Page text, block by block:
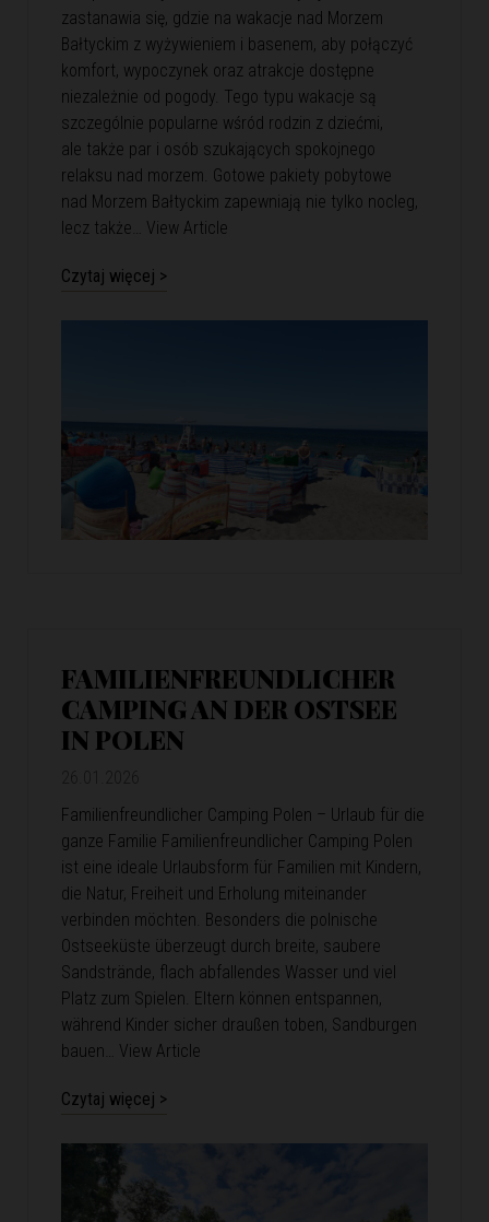
zastanawia się, gdzie na wakacje nad Morzem
Bałtyckim z wyżywieniem i basenem, aby połączyć
komfort, wypoczynek oraz atrakcje dostępne
niezależnie od pogody. Tego typu wakacje są
szczególnie popularne wśród rodzin z dziećmi,
ale także par i osób szukających spokojnego
relaksu nad morzem. Gotowe pakiety pobytowe
nad Morzem Bałtyckim zapewniają nie tylko nocleg,
lecz także… View Article
Czytaj więcej >
FAMILIENFREUNDLICHER
CAMPING AN DER OSTSEE
IN POLEN
Familienfreundlicher Camping Polen – Urlaub für die
ganze Familie Familienfreundlicher Camping Polen
ist eine ideale Urlaubsform für Familien mit Kindern,
die Natur, Freiheit und Erholung miteinander
verbinden möchten. Besonders die polnische
Ostseeküste überzeugt durch breite, saubere
Sandstrände, flach abfallendes Wasser und viel
Platz zum Spielen. Eltern können entspannen,
während Kinder sicher draußen toben, Sandburgen
bauen… View Article
Czytaj więcej >